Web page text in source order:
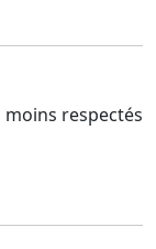
respectés